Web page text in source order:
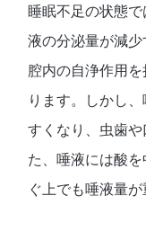
睡眠不足の状態
液の分泌量が減
腔内の自浄作用
ります。しかし
すくなり、虫歯
た、唾液には酸
ぐ上でも唾液量が